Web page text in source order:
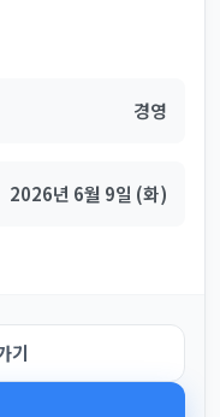
경영
2026년 6월 9일 (화)
기